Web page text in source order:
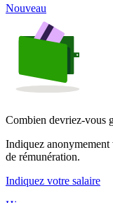
Nouveau
Combien devriez-vous
Indiquez
de rémunération.
Indiquez votre salaire